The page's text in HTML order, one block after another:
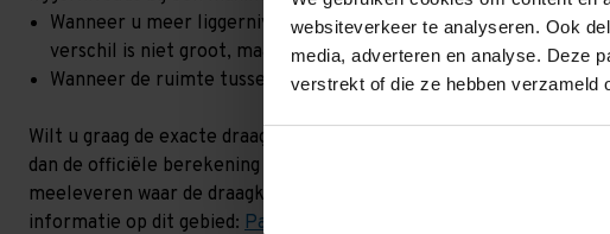
websiteverkeer te analyseren. Ook
media, adverteren en analyse. Deze
verstrekt of die ze hebben verzameld
Wanneer u meer liggerniveaus toevoegt, kan het zijn dat het
verschil is niet groot, maar wel het beste om dit te laten
Wanneer de ruimte tussen de liggerniveaus kleiner is dan 2,25
Wilt u graag de exacte draagkracht weten in uw situatie? Dan dient
dan de officiële berekening uit. Dit doen we gratis en voor niets.
meeleveren waar de draagkracht van uw situatie op beschreven
informatie op dit gebied: Palletstellingen - Belangrijk om te weten!